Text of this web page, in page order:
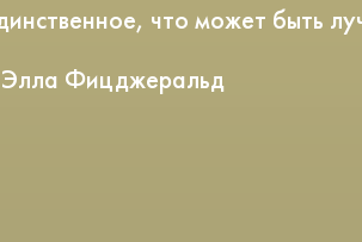
что может быть
Фицджеральд